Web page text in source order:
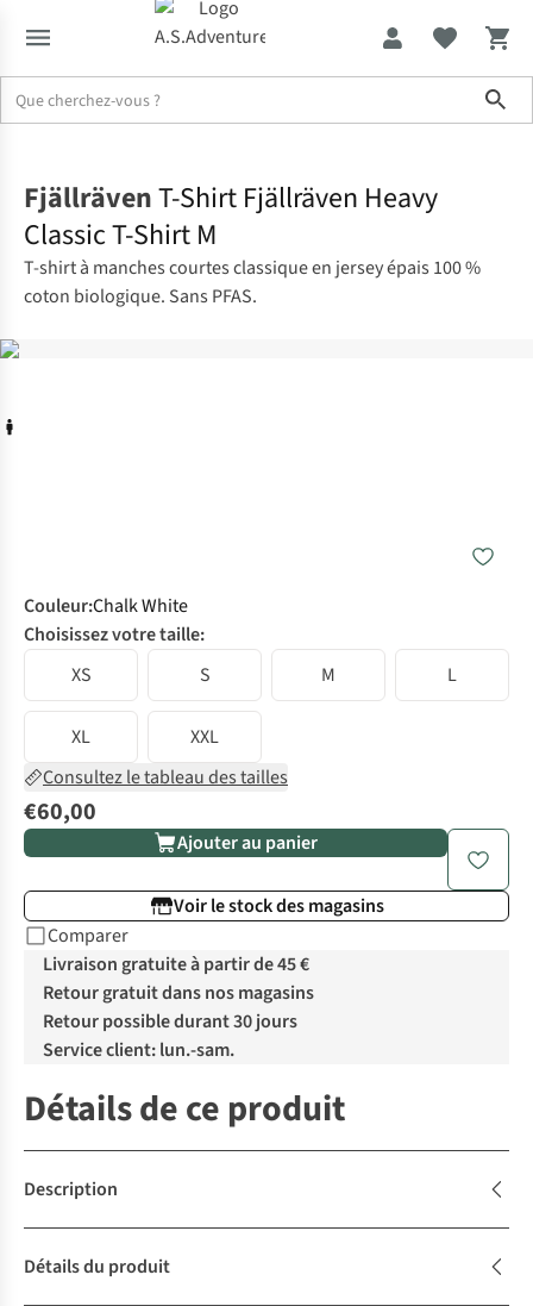
FjällrävenT-Shirt Fjällräven Heavy
Classic T-Shirt M
T-shirt à manches courtes classique en jersey épais 100 %
coton biologique. Sans PFAS.
Couleur:Chalk White
Choisissez votre taille:
XS
S M L
XL
XXL
Consultez le tableau des tailles
€60,00
Ajouter au panier
Voir le stock des magasins
Comparer
Livraison gratuite à partir de 45 €
Retour gratuit dans nos magasins
Retour possible durant 30 jours
Service client: lun.-sam.
Détails de ce produit
Description
Détails du produit